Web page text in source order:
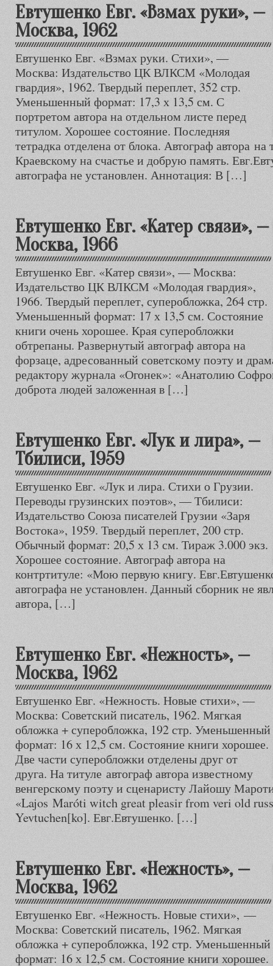
Евтушенко Евг. «Взмах руки», —
Москва, 1962
Евтушенко Евг. «Взмах руки. Стихи», —
Москва: Издательство ЦК ВЛКСМ «Молодая
гвардия», 1962. Твердый переплет, 352 стр.
Уменьшенный формат: 17,3 х 13,5 см. С
портретом автора на отдельном листе перед
титулом. Хорошее состояние. Последняя
тетрадка отделена от блока. Автограф автора на
Краевскому на счастье и добрую память.
автографа не установлен. Аннотация: В […]
Евтушенко Евг. «Катер связи», —
Москва, 1966
Евтушенко Евг. «Катер связи», — Москва:
Издательство ЦК ВЛКСМ «Молодая гвардия»,
1966. Твердый переплет, суперобложка, 264 стр.
Уменьшенный формат: 17 х 13,5 см. Состояние
книги очень хорошее. Края суперобложки
обтрепаны. Развернутый автограф автора на
форзаце, адресованный советскому поэту и
редактору журнала «Огонек»: «Анатолию
доброта людей заложенная в […]
Евтушенко Евг. «Лук и лира», —
Тбилиси, 1959
Евтушенко Евг. «Лук и лира. Стихи о Грузии.
Переводы грузинских поэтов», — Тбилиси:
Издательство Союза писателей Грузии «Заря
Востока», 1959. Твердый переплет, 200 стр.
Обычный формат: 20,5 х 13 см. Тираж 3.000 экз.
Хорошее состояние. Автограф автора на
контртитуле: «Мою первую книгу.
автографа не установлен. Данный сборник не
автора, […]
Евтушенко Евг. «Нежность», —
Москва, 1962
Евтушенко Евг. «Нежность. Новые стихи», —
Москва: Советский писатель, 1962. Мягкая
обложка + суперобложка, 192 стр. Уменьшенный
формат: 16 х 12,5 см. Состояние книги хорошее.
Две части суперобложки отделены друг от
друга. На титуле автограф автора известному
венгерскому поэту и сценаристу Лайошу
«Lajos Maróti witch great pleasir from veri old
Yevtuchen[ko]. Евг.Евтушенко. […]
Евтушенко Евг. «Нежность», —
Москва, 1962
Евтушенко Евг. «Нежность. Новые стихи», —
Москва: Советский писатель, 1962. Мягкая
обложка + суперобложка, 192 стр. Уменьшенный
формат: 16 х 12,5 см. Состояние книги хорошее.